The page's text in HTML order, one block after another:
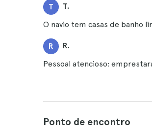
T T.
O navio tem casas de banho
R R.
Pessoal atencioso:
Ponto de encontro